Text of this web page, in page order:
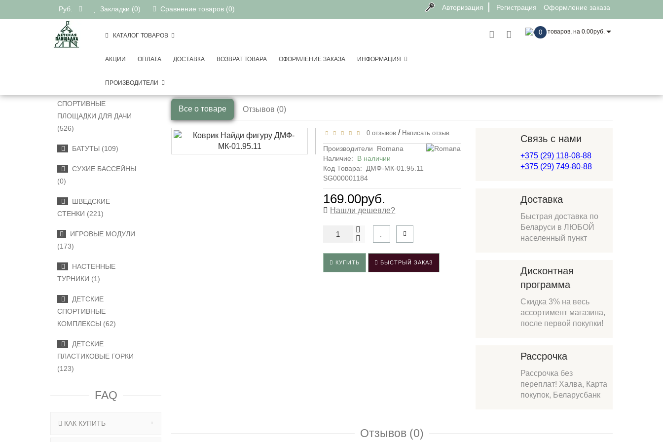
Руб. Закладки (0) Сравнение товаров (0) Авторизация Регистрация Оформление заказа
КАТАЛОГ ТОВАРОВ
АКЦИИ ОПЛАТА ДОСТАВКА ВОЗВРАТ ТОВАРА ОФОРМЛЕНИЕ ЗАКАЗА ИНФОРМАЦИЯ
ПРОИЗВОДИТЕЛИ
0 товаров, на 0.00руб.
СПОРТИВНЫЕ
ПЛОЩАДКИ ДЛЯ ДАЧИ
(526)
БАТУТЫ (109)
СУХИЕ БАССЕЙНЫ
(0)
ШВЕДСКИЕ
СТЕНКИ (221)
ИГРОВЫЕ МОДУЛИ
(173)
НАСТЕННЫЕ
ТУРНИКИ (1)
ДЕТСКИЕ
СПОРТИВНЫЕ
КОМПЛЕКСЫ (62)
ДЕТСКИЕ
ПЛАСТИКОВЫЕ ГОРКИ
(123)
FAQ
КАК КУПИТЬ
Игровые модули
Все о товаре Отзывов (0)
0 отзывов / Написать отзыв
Производители
Romana
Наличие: В наличии
Код Товара:
ДМФ-МК-01.95.11
SG000001184
169.00руб.
Нашли дешевле?
КУПИТЬ БЫСТРЫЙ ЗАКАЗ
Связь с нами
+375 (29) 118-08-88
+375 (29) 749-80-88
Доставка
Быстрая доставка по
Беларуси в ЛЮБОЙ
населенный пункт
Дисконтная
программа
Скидка 3% на весь
ассортимент магазина,
после первой покупки!
Рассрочка
Рассрочка без
переплат! Халва, Карта
покупок, Беларусбанк
Отзывов (0)